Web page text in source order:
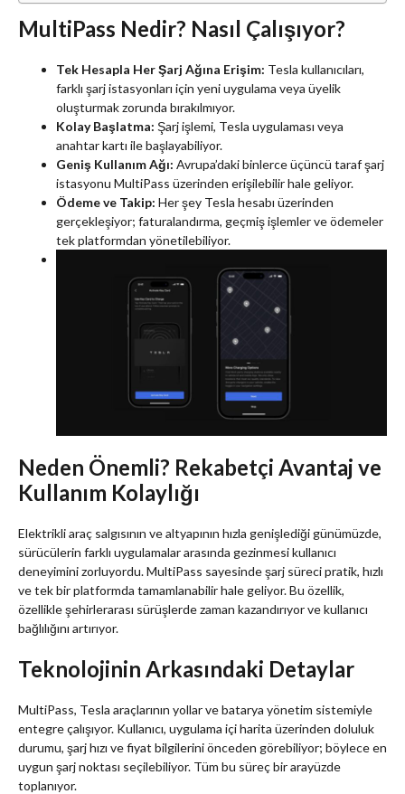
MultiPass Nedir? Nasıl Çalışıyor?
Tek Hesapla Her Şarj Ağına Erişim: Tesla kullanıcıları,
farklı şarj istasyonları için yeni uygulama veya üyelik
oluşturmak zorunda bırakılmıyor.
Kolay Başlatma: Şarj işlemi, Tesla uygulaması veya
anahtar kartı ile başlayabiliyor.
Geniş Kullanım Ağı: Avrupa’daki binlerce üçüncü taraf şarj
istasyonu MultiPass üzerinden erişilebilir hale geliyor.
Ödeme ve Takip: Her şey Tesla hesabı üzerinden
gerçekleşiyor; faturalandırma, geçmiş işlemler ve ödemeler
tek platformdan yönetilebiliyor.
Neden Önemli? Rekabetçi Avantaj ve
Kullanım Kolaylığı
Elektrikli araç salgısının ve altyapının hızla genişlediği günümüzde,
sürücülerin farklı uygulamalar arasında gezinmesi kullanıcı
deneyimini zorluyordu. MultiPass sayesinde şarj süreci pratik, hızlı
ve tek bir platformda tamamlanabilir hale geliyor. Bu özellik,
özellikle şehirlerarası sürüşlerde zaman kazandırıyor ve kullanıcı
bağlılığını artırıyor.
Teknolojinin Arkasındaki Detaylar
MultiPass, Tesla araçlarının yollar ve batarya yönetim sistemiyle
entegre çalışıyor. Kullanıcı, uygulama içi harita üzerinden doluluk
durumu, şarj hızı ve fiyat bilgilerini önceden görebiliyor; böylece en
uygun şarj noktası seçilebiliyor. Tüm bu süreç bir arayüzde
toplanıyor.